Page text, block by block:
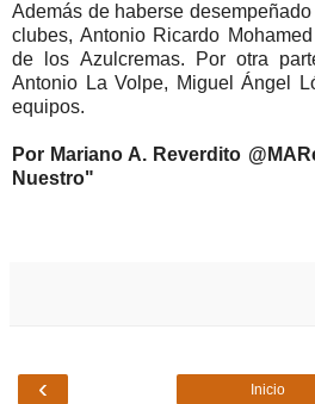
Además de haberse
clubes, Antonio Ricardo
de los Azulcremas. Por otra
Antonio La Volpe, Miguel Ángel
equipos.
Por Mariano A. Reverdito
Nuestro"
‹ Inicio